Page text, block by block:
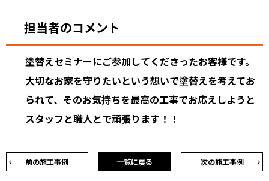
担当者のコメント
塗替えセミナーにご参加してくださったお客様です。
大切なお家を守りたいという想いで塗替えを考えてお
られて、そのお気持ちを最高の工事でお応えしようと
スタッフと職人とで頑張ります！！
前の施工事例 次の施工事例
一覧に戻る